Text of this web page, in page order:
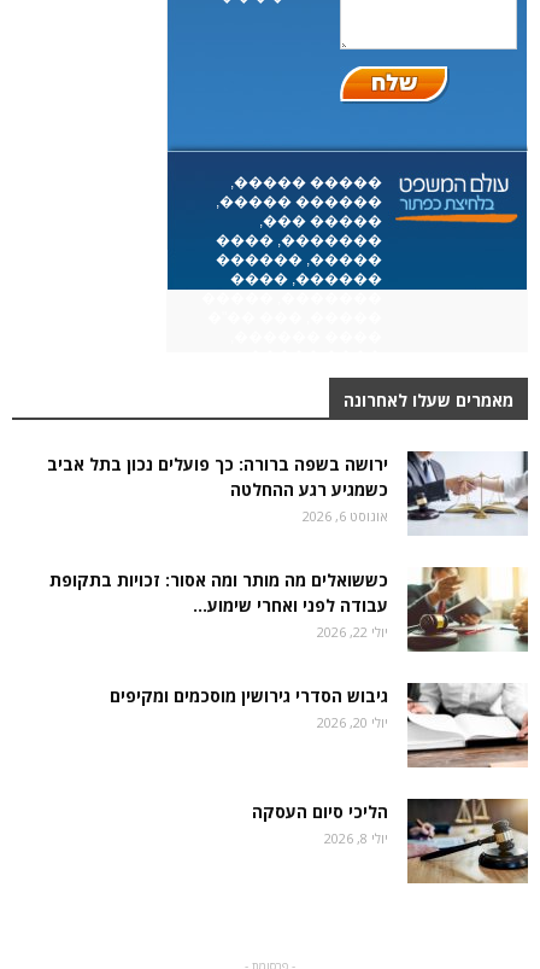
מאמרים שעלו לאחרונה
ירושה בשפה ברורה: כך פועלים נכון בתל אביב
כשמגיע רגע ההחלטה
אוגוסט 6, 2026
כששואלים מה מותר ומה אסור: זכויות בתקופת
עבודה לפני ואחרי שימוע...
יולי 22, 2026
גיבוש הסדרי גירושין מוסכמים ומקיפים
יולי 20, 2026
הליכי סיום העסקה
יולי 8, 2026